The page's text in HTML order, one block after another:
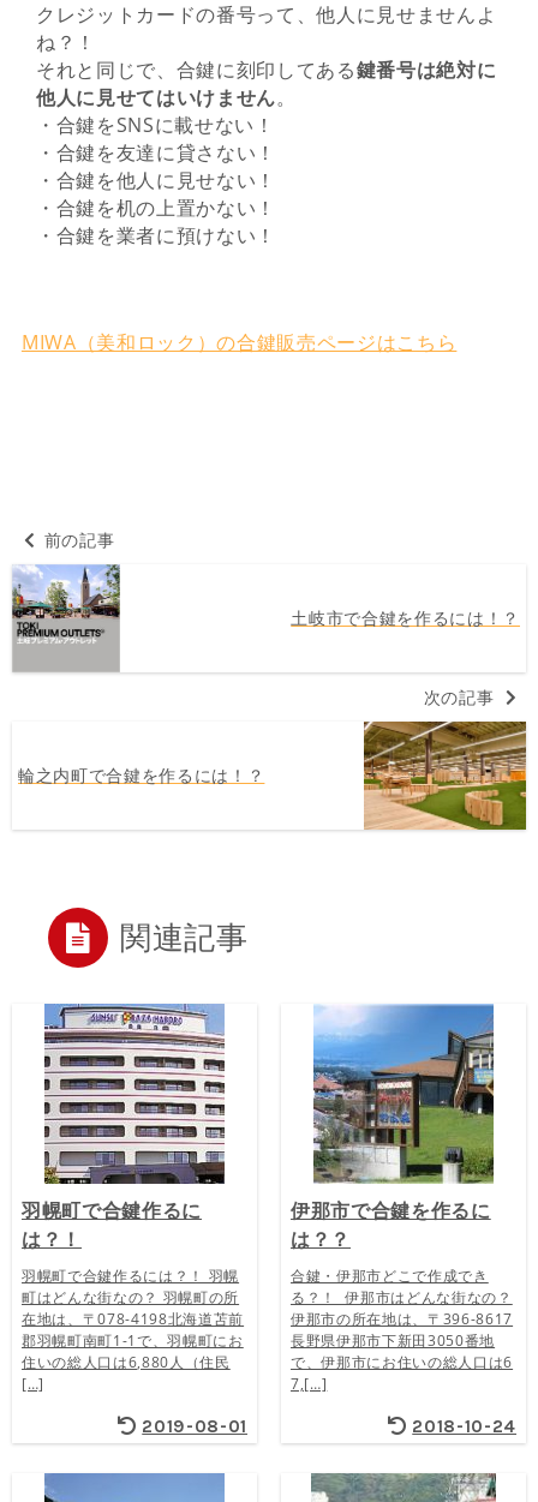
クレジットカードの番号って、他人に見せませんよ
ね？！
それと同じで、合鍵に刻印してある鍵番号は絶対に
他人に見せてはいけません。
・合鍵をSNSに載せない！
・合鍵を友達に貸さない！
・合鍵を他人に見せない！
・合鍵を机の上置かない！
・合鍵を業者に預けない！
MIWA（美和ロック）の合鍵販売ページはこちら
前の記事
土岐市で合鍵を作るには！？
次の記事
輪之内町で合鍵を作るには！？
関連記事
羽幌町で合鍵作るに
は？！
羽幌町で合鍵作るには？！ 羽幌
町はどんな街なの？ 羽幌町の所
在地は、〒078-4198北海道苫前
郡羽幌町南町1-1で、羽幌町にお
住いの総人口は6,880人（住民
[…]
2019-08-01
伊那市で合鍵を作るに
は？？
合鍵・伊那市どこで作成でき
る？！ 伊那市はどんな街なの？
伊那市の所在地は、〒396-8617
長野県伊那市下新田3050番地
で、伊那市にお住いの総人口は6
7,[…]
2018-10-24